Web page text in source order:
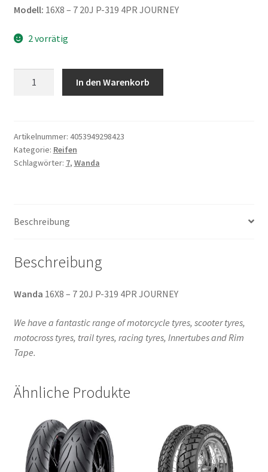
Modell: 16X8 – 7 20J P-319 4PR JOURNEY
2 vorrätig
20J
P-
319
In den Warenkorb
Artikelnummer: 4053949298423
Kategorie: Reifen
Schlagwörter: 7, Wanda
Beschreibung
Beschreibung
Wanda 16X8 – 7 20J P-319 4PR JOURNEY
We have a fantastic range of motorcycle tyres, scooter tyres,
motocross tyres, trail tyres, racing tyres, Innertubes and Rim
Tape.
Ähnliche Produkte